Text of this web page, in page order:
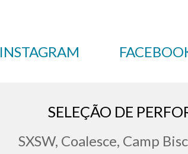
INSTAGRAM
SELEÇÃO DE
SXSW, Coalesce, Camp